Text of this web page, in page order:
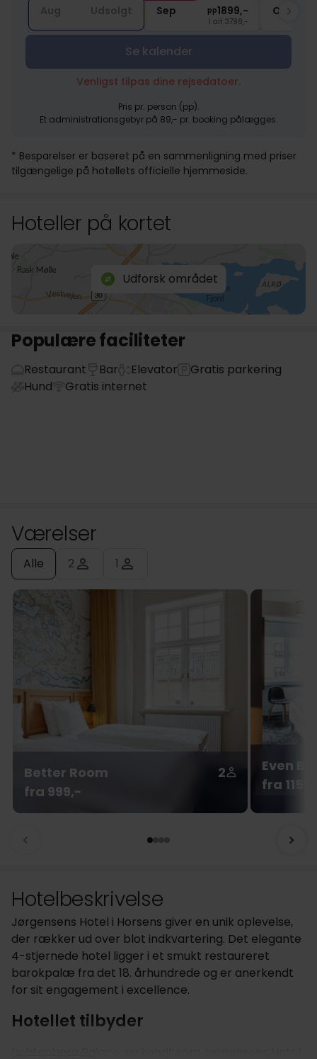
Sep pp1899,-
I alt 3798,-
Okt
Se kalender
Venligst tilpas dine rejsedatoer.
Pris pr. person (pp).
Et administrationsgebyr på 89,- pr. booking pålægges.
* Besparelser er baseret på en sammenligning med priser
tilgængelige på hotellets officielle hjemmeside.
Hoteller på kortet
Udforsk området
Populære faciliteter
Restaurant Bar Elevator
Gratis parkering
Hund
Gratis internet
Værelser
Alle 2 1
Better Room
2
fra 999,-
Even
fra
Hotelbeskrivelse
Jørgensens Hotel i Horsens giver en unik oplevelse,
der rækker ud over blot indkvartering. Det elegante
4-stjernede hotel ligger i et smukt restaureret
barokpalæ fra det 18. århundrede og er anerkendt
for sit engagement i excellence.
Hotellet tilbyder